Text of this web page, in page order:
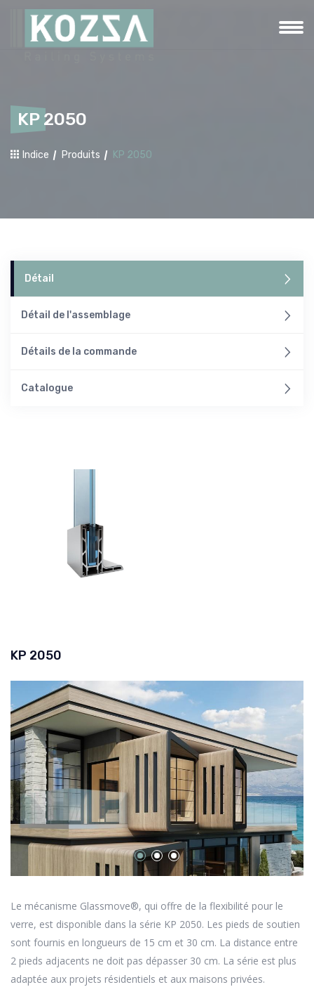
KP 2050
Indice Produits KP 2050
Détail
Détail de l'assemblage
Détails de la commande
Catalogue
KP 2050
Le mécanisme Glassmove®, qui offre de la flexibilité pour le
verre, est disponible dans la série KP 2050. Les pieds de soutien
sont fournis en longueurs de 15 cm et 30 cm. La distance entre
2 pieds adjacents ne doit pas dépasser 30 cm. La série est plus
adaptée aux projets résidentiels et aux maisons privées.